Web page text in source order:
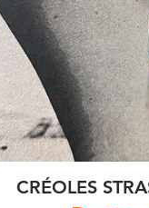
CRÉOLES